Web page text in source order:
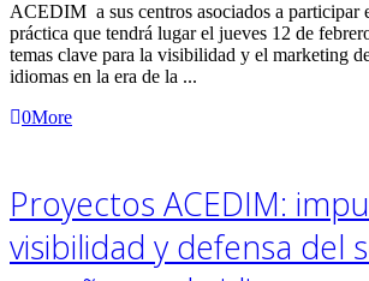
ACEDIM a sus centros asociados a participar
práctica que tendrá lugar el jueves 12 de
temas clave para la visibilidad y el marketing
idiomas en la era de la ...
0More
Proyectos ACEDIM:
visibilidad y defensa del